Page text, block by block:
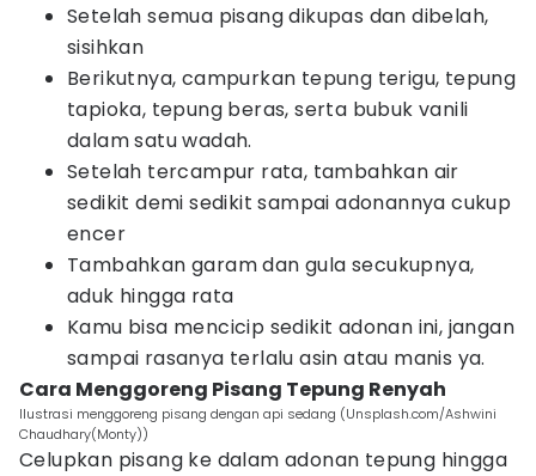
Setelah semua pisang dikupas dan dibelah,
sisihkan
Berikutnya, campurkan tepung terigu, tepung
tapioka, tepung beras, serta bubuk vanili
dalam satu wadah.
Setelah tercampur rata, tambahkan air
sedikit demi sedikit sampai adonannya cukup
encer
Tambahkan garam dan gula secukupnya,
aduk hingga rata
Kamu bisa mencicip sedikit adonan ini, jangan
sampai rasanya terlalu asin atau manis ya.
Cara Menggoreng Pisang Tepung Renyah
Ilustrasi menggoreng pisang dengan api sedang (Unsplash.com/Ashwini
Chaudhary(Monty))
Celupkan pisang ke dalam adonan tepung hingga